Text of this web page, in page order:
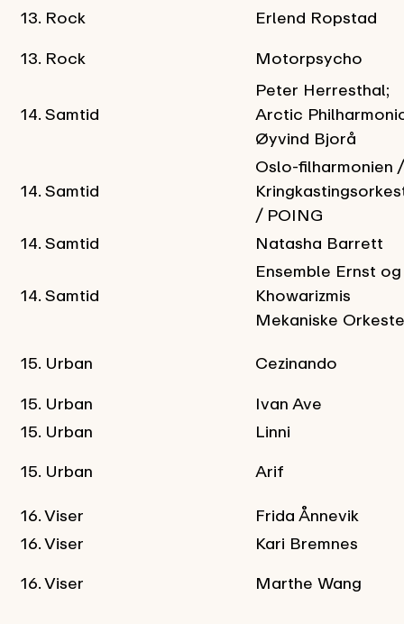
13. Rock Erlend Ropstad
13. Rock Motorpsycho
14. Samtid
Peter Herresthal;
Arctic
Øyvind Bjorå
14. Samtid
Oslo-filharmonien /
/ POING
14. Samtid
Natasha Barrett
14. Samtid
Ensemble Ernst
Khowarizmis
Mekaniske
15. Urban Cezinando
15. Urban
Ivan Ave
15. Urban
Linni
15. Urban
Arif
16. Viser
Frida Ånnevik
16. Viser
Kari Bremnes
16. Viser
Marthe Wang